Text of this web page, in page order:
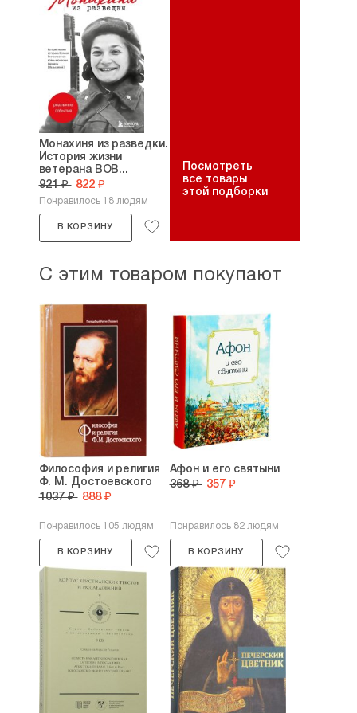
Монахиня из разведки.
История жизни
ветерана ВОВ...
921 ₽ 822 ₽
Понравилось 18 людям
В КОРЗИНУ
Посмотреть
все товары
этой подборки
С этим товаром покупают
Философия и религия
Ф. М. Достоевского
1037 ₽ 888 ₽
Понравилось 105 людям
В КОРЗИНУ
Афон и его святыни
368 ₽ 357 ₽
Понравилось 82 людям
В КОРЗИНУ